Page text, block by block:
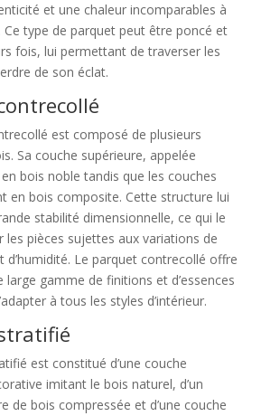
et une chaleur incomparables à
type de parquet peut être poncé et
fois, lui permettant de traverser les
de son éclat.
est composé de plusieurs
Sa couche supérieure, appelée
bois noble tandis que les couches
en bois composite. Cette structure lui
stabilité dimensionnelle, ce qui le
les pièces sujettes aux variations de
d’humidité. Le parquet contrecollé offre
large gamme de finitions et d’essences
à tous les styles d’intérieur.
est constitué d’une couche
imitant le bois naturel, d’un
de bois compressée et d’une couche